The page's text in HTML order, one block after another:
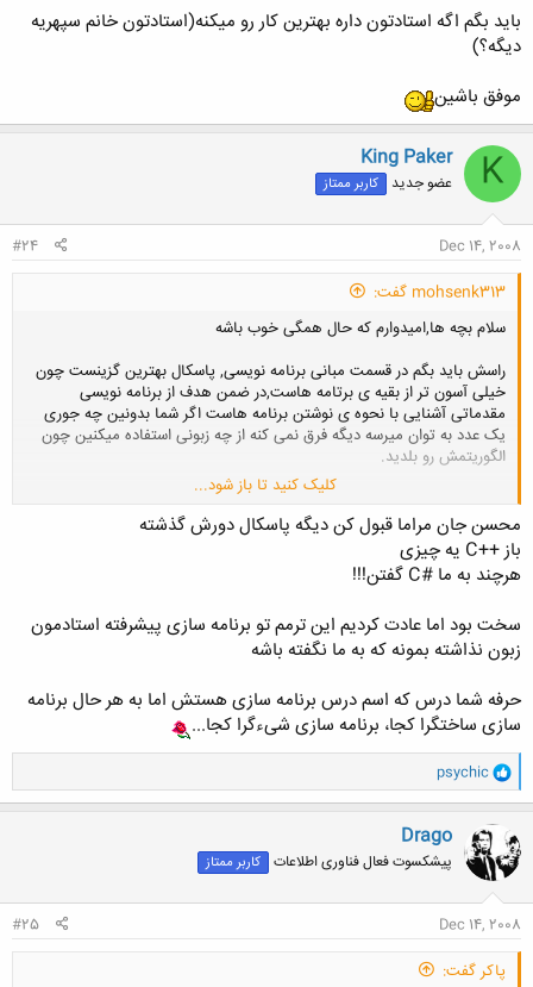
باید بگم اگه استادتون داره بهترین کار رو میکنه(استادتون خانم سپهریه
دیگه؟)
موفق باشین
K
King Paker
عضو جدید کاربر ممتاز
Dec 14, 2008
#24
mohsenk313 گفت:
سلام بچه ها,امیدوارم که حال همگی خوب باشه
راسش باید بگم در قسمت مبانی برنامه نویسی, پاسکال بهترین گزینست چون
خیلی آسون تر از بقیه ی برتامه هاست,در ضمن هدف از برنامه نویسی
مقدماتی آشنایی با نحوه ی نوشتن برنامه هاست اگر شما بدونین چه جوری
یک عدد به توان میرسه دیگه فرق نمی کنه از چه زبونی استفاده میکنین چون
الگوریتمش رو بلدید.
باید بگم اگه استادتون داره بهترین کار رو میکنه(استادتون خانم سپهریه دیگه؟)
موفق باشین
کلیک کنید تا باز شود...
محسن جان مراما قبول کن دیگه پاسکال دورش گذشته
باز ++C یه چیزی
هرچند به ما #C گفتن!!!
سخت بود اما عادت کردیم این ترمم تو برنامه سازی پیشرفته استادمون
زبون نذاشته بمونه که به ما نگفته باشه
حرفه شما درس که اسم درس برنامه سازی هستش اما به هر حال برنامه
سازی ساختگرا کجا، برنامه سازی شیءگرا کجا...
و
ا
ک
ن
ش
ه
ا
psychic
Drago
پیشکسوت فعال فناوری اطلاعات کاربر ممتاز
Dec 14, 2008
#25
پاکر گفت: